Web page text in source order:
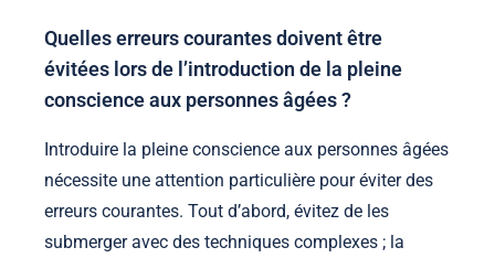
Quelles erreurs courantes doivent être
évitées lors de l’introduction de la pleine
conscience aux personnes âgées ?
Introduire la pleine conscience aux personnes âgées
nécessite une attention particulière pour éviter des
erreurs courantes. Tout d’abord, évitez de les
submerger avec des techniques complexes ; la